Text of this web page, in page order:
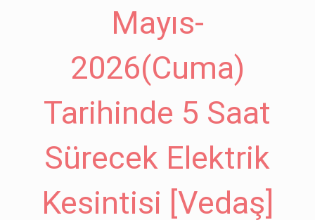
Mayıs-
2026(Cuma)
Tarihinde 5 Saat
Sürecek Elektrik
Kesintisi [Vedaş]